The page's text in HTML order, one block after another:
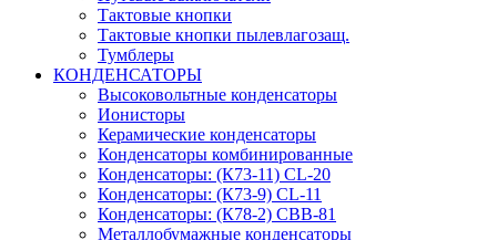
Тактовые кнопки
Тактовые кнопки пылевлагозащ.
Тумблеры
КОНДЕНСАТОРЫ
Высоковольтные конденсаторы
Ионисторы
Керамические конденсаторы
Конденсаторы комбинированные
Конденсаторы: (К73-11) CL-20
Конденсаторы: (К73-9) CL-11
Конденсаторы: (К78-2) CBB-81
Металлобумажные конденсаторы